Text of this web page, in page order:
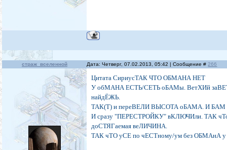
страж_вселенной Дата: Четверг, 07.02.2013, 05:42 | Сообщение #266
Цитата СириусТАК ЧТО ОБМАНА НЕТ
У обМАНА ЕСТЬ/СЕТЬ оБАМы. ВетХИй
найдЁЖЬ.
ТАК(Т) и переВЕЛИ ВЫСОТА оБАМА. И БАМ у
И сразу "ПЕРЕСТРОЙКУ" вКЛЮЧИли. ТАК
доСТЯГаемая веЛИЧИНА.
ТАК чТО уСЕ по чЕСТному/ум без ОБМАнА